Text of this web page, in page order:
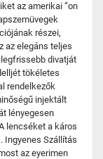
az amerikai ”on
részei,
az elegáns teljes
divatját
tökéletes
rendelkezők
injektált
lényegesen
lencséket a káros
Ingyenes Szállítás
az eyerimen